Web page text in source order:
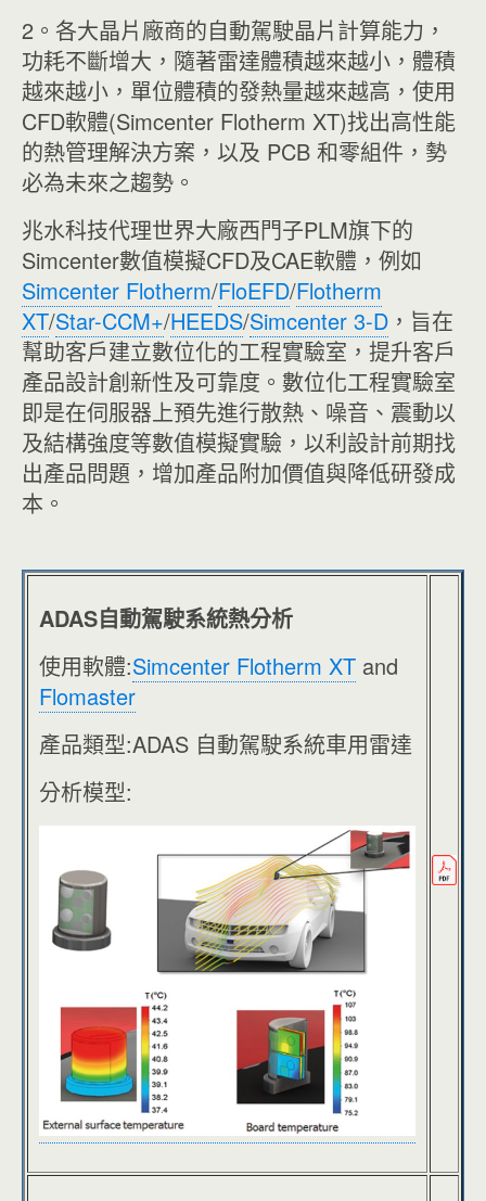
2。各大晶片廠商的自動駕駛晶片計算能力，
功耗不斷增大，隨著雷達體積越來越小，體積
越來越小，單位體積的發熱量越來越高，使用
CFD軟體(Simcenter Flotherm XT)找出高性能
的熱管理解決方案，以及 PCB 和零組件，勢
必為未來之趨勢。
兆水科技代理世界大廠西門子PLM旗下的
Simcenter數值模擬CFD及CAE軟體，例如
Simcenter Flotherm/FloEFD/Flotherm
XT/Star-CCM+/HEEDS/Simcenter 3-D ，旨在
幫助客戶建立數位化的工程實驗室，提升客戶
產品設計創新性及可靠度。數位化工程實驗室
即是在伺服器上預先進行散熱、噪音、震動以
及結構強度等數值模擬實驗，以利設計前期找
出產品問題，增加產品附加價值與降低研發成
本。
ADAS自動駕駛系統熱分析
使用軟體:Simcenter Flotherm XT and
Flomaster
產品類型:ADAS 自動駕駛系統車用雷達
分析模型: